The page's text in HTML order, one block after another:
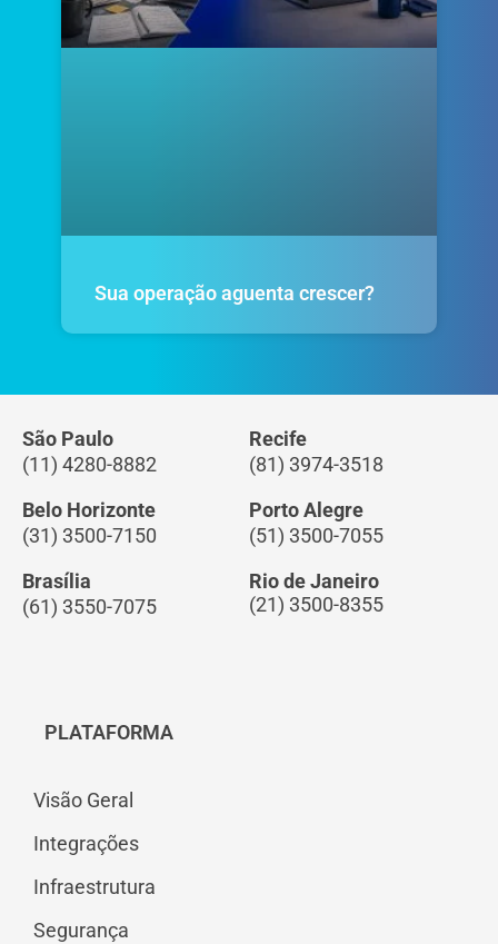
Sua operação aguenta crescer?
São Paulo
(11) 4280-8882
Recife
(81) 3974-3518
Belo Horizonte
(31) 3500-7150
Porto Alegre
(51) 3500-7055
Brasília
(61) 3550-7075
Rio de Janeiro
(21) 3500-8355
PLATAFORMA
Visão Geral
Integrações
Infraestrutura
Segurança